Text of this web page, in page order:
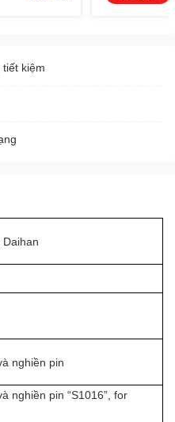
kiệm
Daihan
nghiền pin
nghiền pin “S1016”, for